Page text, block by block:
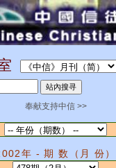
奉献支持中信 >>
年 - 期 数（月 份）